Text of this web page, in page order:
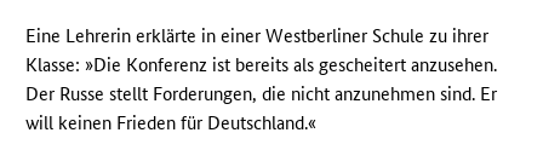
Eine Lehrerin erklärte in einer Westberliner Schule zu ihrer
Klasse: »Die Konferenz ist bereits als gescheitert anzusehen.
Der Russe stellt Forderungen, die nicht anzunehmen sind. Er
will keinen Frieden für Deutschland.«